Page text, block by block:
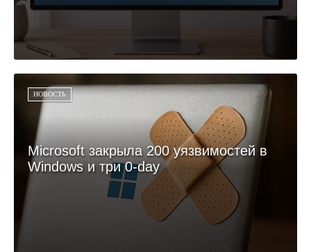
НОВОСТЬ
Microsoft закрыла 200 уязвимостей в
Windows и три 0-day